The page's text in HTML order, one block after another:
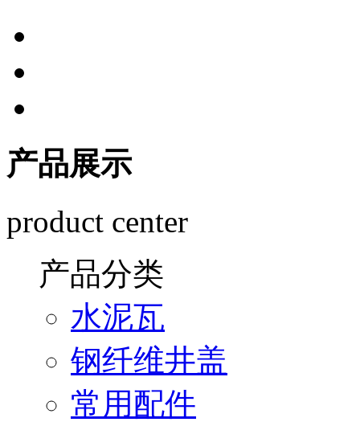
产品展示
product center
产品分类
水泥瓦
钢纤维井盖
常用配件